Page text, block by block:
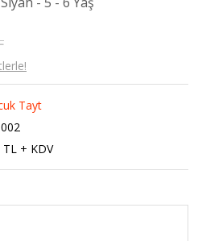
Tayt
TL + KDV